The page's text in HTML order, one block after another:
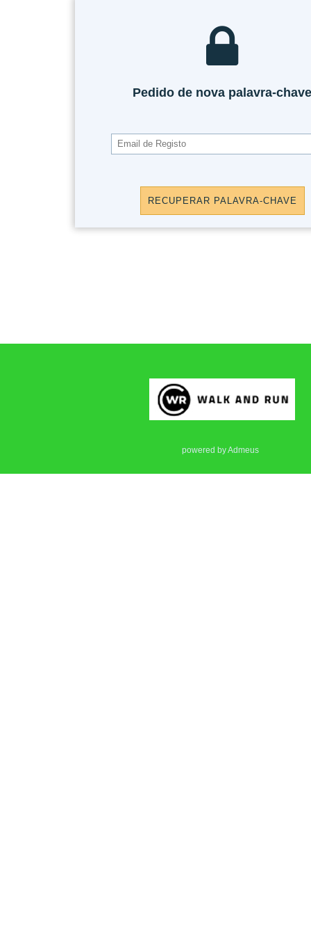
Pedido de nova palavra-chave
powered by Admeus